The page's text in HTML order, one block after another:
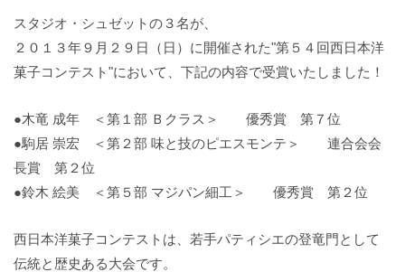
English
スタジオ・シュゼットの３名が、
２０１３年９月２９日（日）に開催された"第５４回西日本洋
菓子コンテスト"において、下記の内容で受賞いたしました！
●木竜 成年 ＜第１部 Ｂクラス＞ 優秀賞 第７位
●駒居 崇宏 ＜第２部 味と技のピエスモンテ＞ 連合会会
長賞 第２位
●鈴木 絵美 ＜第５部 マジパン細工＞ 優秀賞 第２位
西日本洋菓子コンテストは、若手パティシエの登竜門として
伝統と歴史ある大会です。